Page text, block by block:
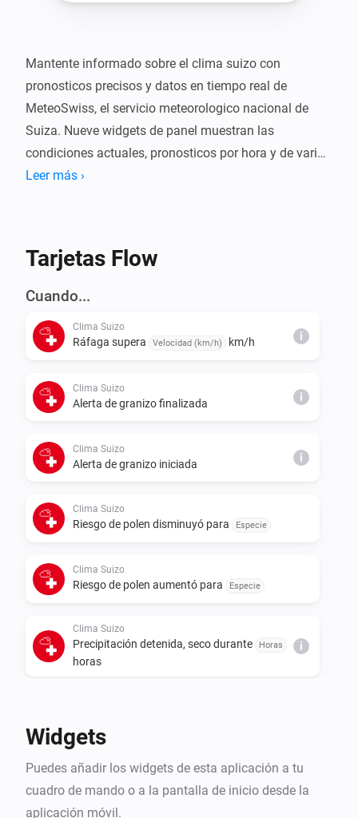
Mantente informado sobre el clima suizo con
pronosticos precisos y datos en tiempo real de
MeteoSwiss, el servicio meteorologico nacional de
Suiza. Nueve widgets de panel muestran las
condiciones actuales, pronosticos por hora y de varios
dias, mapas meteorologicos con radar animado y
reaccionan a alertas meteorologicas, temperatura,
viento, precipitaciones, granizo, riesgo de polen y la
automatica de ubicacion o entrada manual de codigo
Leer más ›
Tarjetas Flow
Cuando...
Clima Suizo
Ráfaga supera Velocidad (km/h) km/h i
Clima Suizo
Alerta de granizo finalizada i
Clima Suizo
Alerta de granizo iniciada i
Clima Suizo
Riesgo de polen disminuyó para Especie
Clima Suizo
Riesgo de polen aumentó para Especie
Clima Suizo
Precipitación detenida, seco durante Horas
horas
i
Clima Suizo
Se ha emitido una alerta de i
Widgets
Puedes añadir los widgets de esta aplicación a tu
cuadro de mando o a la pantalla de inicio desde la
aplicación móvil.